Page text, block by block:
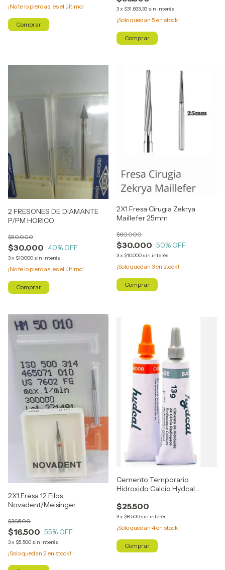
¡No te lo pierdas, es el último! 3x $31.833,33 sin interés
¡Solo quedan 5 en stock!
2 FRESONES DE DIAMANTE
P/PM HORICO
$30.000
$50.000
40% OFF
3x $10.000 sin interés
¡No te lo pierdas, es el último!
2X1 Fresa Cirugia Zekrya
Maillefer 25mm
$30.000
$60.000
50% OFF
3x $10.000 sin interés
¡Solo quedan 3en stock!
2X1 Fresa 12 Filos
Novadent/Meisinger
$16.500
$36.500
55% OFF
3x $5.500 sin interés
¡Solo quedan 2en stock!
Cemento Temporario
Hidroxido Calcio Hydcal
$25.500
3x $8.500 sin interés
¡Solo quedan 4en stock!